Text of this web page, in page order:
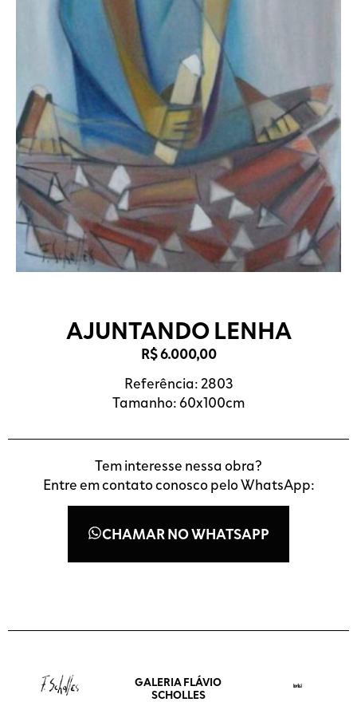
AJUNTANDO LENHA
R$6.000,00
Referência: 2803
Tamanho: 60x100cm
Tem interesse nessa obra?
Entre em contato conosco pelo WhatsApp:
CHAMAR NO WHATSAPP
GALERIA FLÁVIO
SCHOLLES